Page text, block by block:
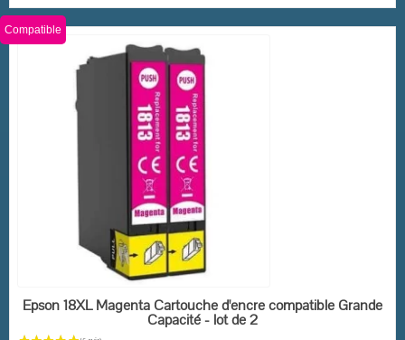
EN STOCK
Compatible
Epson 18XL Magenta Cartouche d'encre compatible Grande
Capacité - lot de 2